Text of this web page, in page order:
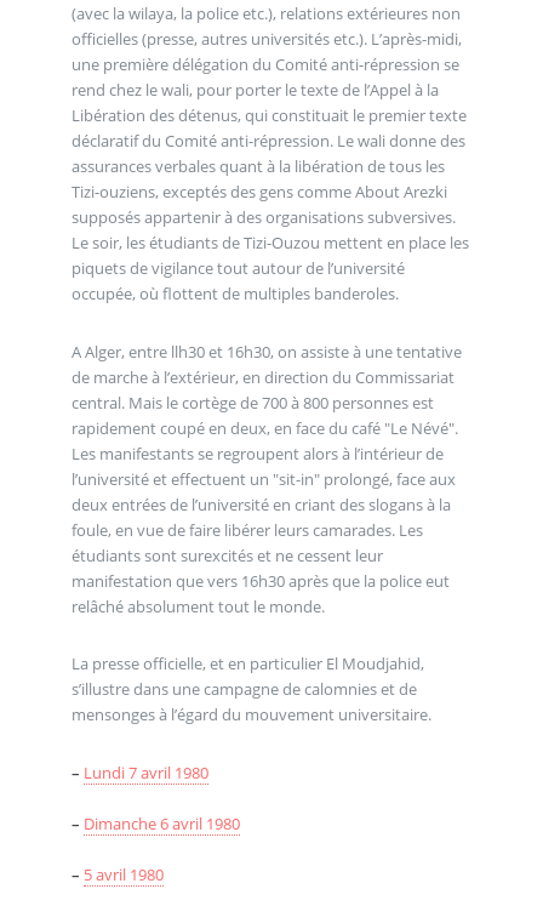
(avec la wilaya, la police etc.), relations extérieures non
officielles (presse, autres universités etc.). L’après-midi,
une première délégation du Comité anti-répression se
rend chez le wali, pour porter le texte de l’Appel à la
Libération des détenus, qui constituait le premier texte
déclaratif du Comité anti-répression. Le wali donne des
assurances verbales quant à la libération de tous les
Tizi-ouziens, exceptés des gens comme About Arezki
supposés appartenir à des organisations subversives.
Le soir, les étudiants de Tizi-Ouzou mettent en place les
piquets de vigilance tout autour de l’université
occupée, où flottent de multiples banderoles.
A Alger, entre llh30 et 16h30, on assiste à une tentative
de marche à l’extérieur, en direction du Commissariat
central. Mais le cortège de 700 à 800 personnes est
rapidement coupé en deux, en face du café "Le Névé".
Les manifestants se regroupent alors à l’intérieur de
l’université et effectuent un "sit-in" prolongé, face aux
deux entrées de l’université en criant des slogans à la
foule, en vue de faire libérer leurs camarades. Les
étudiants sont surexcités et ne cessent leur
manifestation que vers 16h30 après que la police eut
relâché absolument tout le monde.
La presse officielle, et en particulier El Moudjahid,
s’illustre dans une campagne de calomnies et de
mensonges à l’égard du mouvement universitaire.
– Lundi 7 avril 1980
– Dimanche 6 avril 1980
– 5 avril 1980